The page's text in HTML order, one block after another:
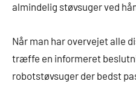
almindelig støvsuger ved
Når man har overvejet alle
træffe en informeret
robotstøvsuger der bedst